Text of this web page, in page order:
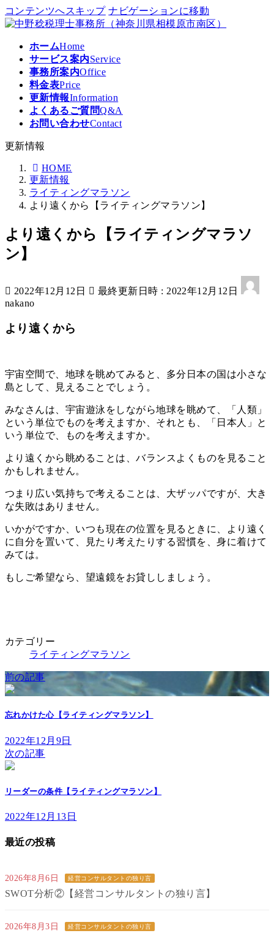
コンテンツへスキップ ナビゲーションに移動
ホームHome
サービス案内Service
事務所案内Office
料金表Price
更新情報Information
よくあるご質問Q&A
お問い合わせContact
更新情報
HOME
更新情報
ライティングマラソン
より遠くから【ライティングマラソン】
より遠くから【ライティングマラソ
ン】
2022年12月12日 最終更新日時 : 2022年12月12日
nakano
より遠くから
宇宙空間で、地球を眺めてみると、多分日本の国は小さな
島として、見えることでしょう。
みなさんは、宇宙遊泳をしながら地球を眺めて、「人類」
という単位でものを考えますか、それとも、「日本人」と
いう単位で、ものを考えますか。
より遠くから眺めることは、バランスよくものを見ること
かもしれません。
つまり広い気持ちで考えることは、大ザッパですが、大き
な失敗はありません。
いかがですか、いつも現在の位置を見るときに、より遠く
に自分を置いて、見たり考えたりする習慣を、身に着けて
みては。
もしご希望なら、望遠鏡をお貸ししましょう。
カテゴリー
ライティングマラソン
前の記事
忘れかけた心【ライティングマラソン】
2022年12月9日
次の記事
リーダーの条件【ライティングマラソン】
2022年12月13日
最近の投稿
2026年8月6日 経営コンサルタントの独り言
SWOT分析②【経営コンサルタントの独り言】
2026年8月3日 経営コンサルタントの独り言